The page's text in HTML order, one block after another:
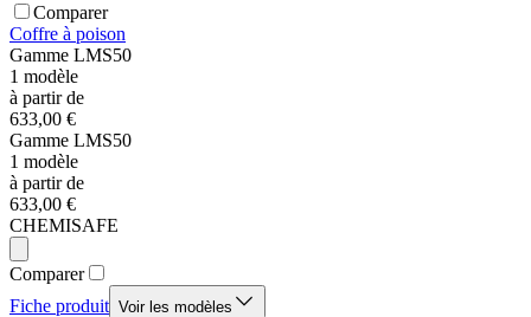
Comparer
Coffre à poison
Gamme LMS50
1 modèle
à partir de
633,00 €
Gamme LMS50
1 modèle
à partir de
633,00 €
CHEMISAFE
Comparer
Fiche produit Voir les modèles